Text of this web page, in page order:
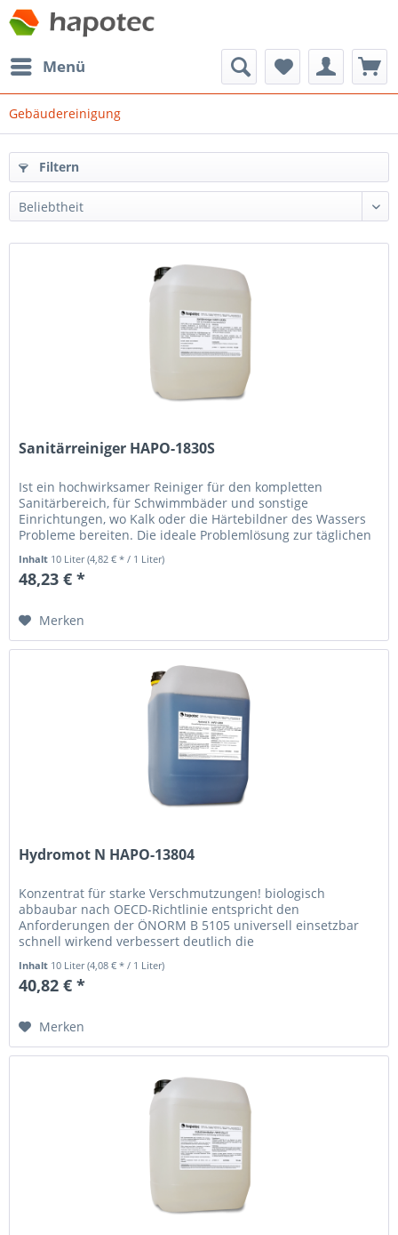
Menü
Gebäudereinigung
Filtern
Sanitärreiniger HAPO-1830S
Ist ein hochwirksamer Reiniger für den kompletten
Sanitärbereich, für Schwimmbäder und sonstige
Einrichtungen, wo Kalk oder die Härtebildner des Wassers
Probleme bereiten. Die ideale Problemlösung zur täglichen
Inhalt 10 Liter(4,82 € * / 1 Liter)
48,23 € *
Merken
Hydromot N HAPO-13804
Konzentrat für starke Verschmutzungen! biologisch
abbaubar nach OECD-Richtlinie entspricht den
Anforderungen der ÖNORM B 5105 universell einsetzbar
schnell wirkend verbessert deutlich die
Inhalt 10 Liter(4,08 € * / 1 Liter)
40,82 € *
Merken